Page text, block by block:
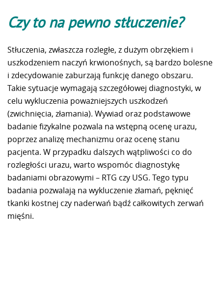
Czy to na pewno stłuczenie?
Stłuczenia, zwłaszcza rozległe, z dużym obrzękiem i
uszkodzeniem naczyń krwionośnych, są bardzo bolesne
i zdecydowanie zaburzają funkcję danego obszaru.
Takie sytuacje wymagają szczegółowej diagnostyki, w
celu wykluczenia poważniejszych uszkodzeń
(zwichnięcia, złamania). Wywiad oraz podstawowe
badanie fizykalne pozwala na wstępną ocenę urazu,
poprzez analizę mechanizmu oraz ocenę stanu
pacjenta. W przypadku dalszych wątpliwości co do
rozległości urazu, warto wspomóc diagnostykę
badaniami obrazowymi – RTG czy USG. Tego typu
badania pozwalają na wykluczenie złamań, pęknięć
tkanki kostnej czy naderwań bądź całkowitych zerwań
mięśni.